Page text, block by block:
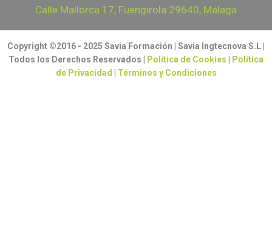
Calle Mallorca 17, Fuengirola 29640, Málaga
Copyright ©2016 - 2025 Savia Formación | Savia Ingtecnova S.L |
Todos los Derechos Reservados |
Política de Cookies
Política
de Privacidad
Términos y Condiciones